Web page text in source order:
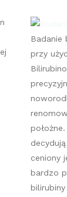
Badanie
przy
ceniony
bardzo